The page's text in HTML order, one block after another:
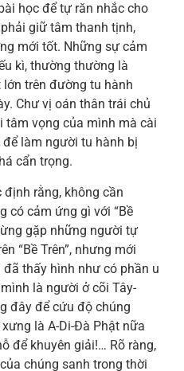
học để tự răn nhắc cho
giữ tâm thanh tịnh,
mới tốt. Những sự cảm
kì, thường thường là
trên đường tu hành
Chư vị oán thân trái chủ
tâm vọng của mình mà cài
làm người tu hành bị
cẩn trọng.
định rằng, không cần
có cảm ứng gì với “Bề
gặp những người tự
“Bề Trên”, nhưng mới
thấy hình như có phần u
là người ở cõi Tây-
đây để cứu độ chúng
là A-Di-Đà Phật nữa
để khuyên giải!… Rõ ràng,
chúng sanh trong thời